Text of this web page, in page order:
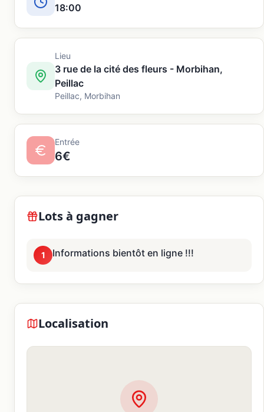
18:00
Lieu
3 rue de la cité des fleurs - Morbihan,
Peillac
Peillac, Morbihan
Entrée
6€
Lots à gagner
1 Informations bientôt en ligne !!!
Localisation